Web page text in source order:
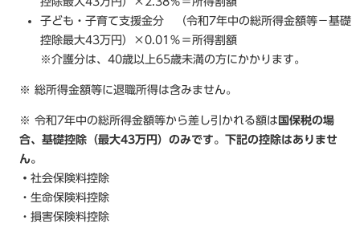
子ども・子育て支援金分 （令和7年中の総所得金額等－基礎
控除最大43万円）×0.01％＝所得割額
※介護分は、40歳以上65歳未満の方にかかります。
※ 総所得金額等に退職所得は含みません。
※ 令和7年中の総所得金額等から差し引かれる額は 国保税の場
合、基礎控除（最大43万円）のみです。下記の控除はありませ
ん。
・ 社会保険料控除
・生命保険料控除
・損害保険料控除